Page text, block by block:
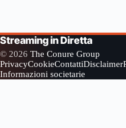
Streaming in Diretta
© 2026 The Conure Group
PrivacyCookieContattiDisclaimer
Informazioni societarie